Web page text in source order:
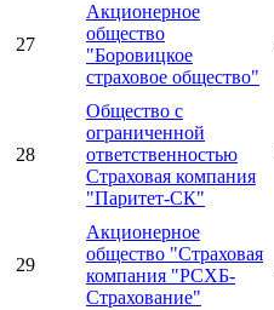
27
Акционерное
общество
"Боровицкое
страховое общество"
28
Общество с
ограниченной
ответственностью
Страховая компания
"Паритет-СК"
29
Акционерное
общество "Страховая
компания "РСХБ-
Страхование"